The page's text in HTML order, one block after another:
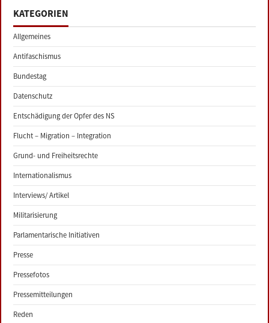
KATEGORIEN
Allgemeines
Antifaschismus
Bundestag
Datenschutz
Entschädigung der Opfer des NS
Flucht – Migration – Integration
Grund- und Freiheitsrechte
Internationalismus
Interviews/ Artikel
Militarisierung
Parlamentarische Initiativen
Presse
Pressefotos
Pressemitteilungen
Reden